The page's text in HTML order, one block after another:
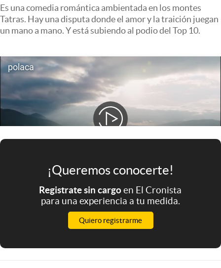
Apertura
Clase
Clima
Mundial 2026
Eventos Corporativos
abre en nueva pestaña
Argentina
Es una comedia romántica ambientada en los montes
Tatras. Hay una disputa donde el amor y la traición juegan
un mano a mano. Y está subiendo al podio del Top 10.
¡Queremos conocerte!
Registrate sin cargoen El Cronista
para una experiencia a tu medida.
Quiero registrarme